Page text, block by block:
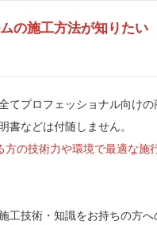
の施工方法が知りたい
てプロフェッショナル向けの
書などは付随しません。
方の技術力や環境で最適な施
工技術・知識をお持ちの方へ